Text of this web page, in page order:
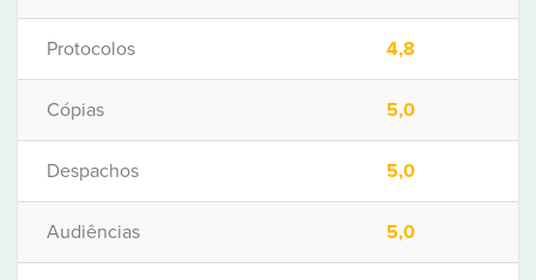
Protocolos 4,8
Cópias 5,0
Despachos 5,0
Audiências 5,0